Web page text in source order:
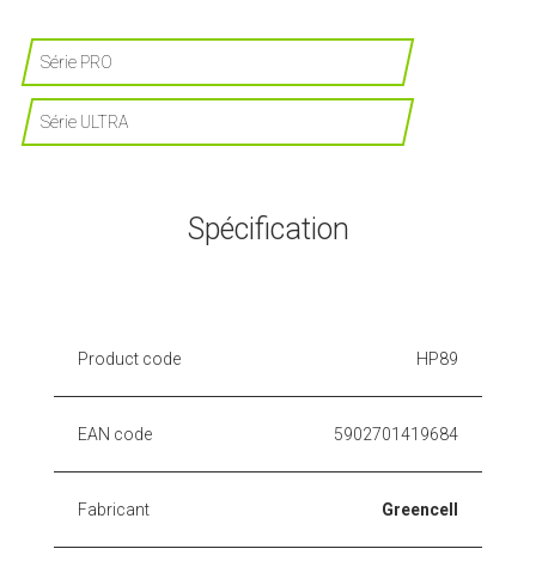
Série PRO
Série ULTRA
Spécification
Product code HP89
EAN code 5902701419684
Fabricant Greencell